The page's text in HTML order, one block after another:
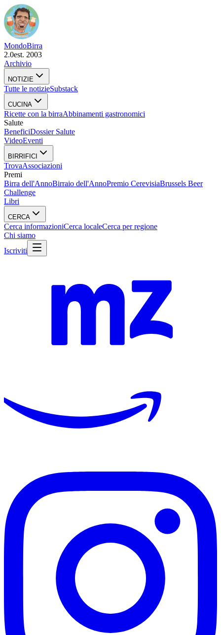
MondoBirra
2.0est. 2003
Archivio
NOTIZIE
Tutte le notizieSubstack
CUCINA
Ricette con la birraAbbinamenti gastronomici
Salute
BeneficiDossier Salute
VideoEventi
BIRRIFICI
TrovaAssociazioni
Premi
Birra dell'AnnoBirraio dell'AnnoPremio CerevisiaBrussels Beer
Challenge
Libri
CERCA
Cerca informazioniCerca localeCerca per regione
Chi siamo
Iscriviti